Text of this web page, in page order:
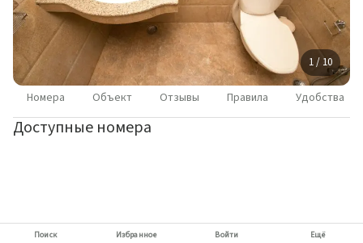
1 / 10
Номера Объект Отзывы Правила Удобства
Доступные номера
Поиск Избранное Войти Ещё